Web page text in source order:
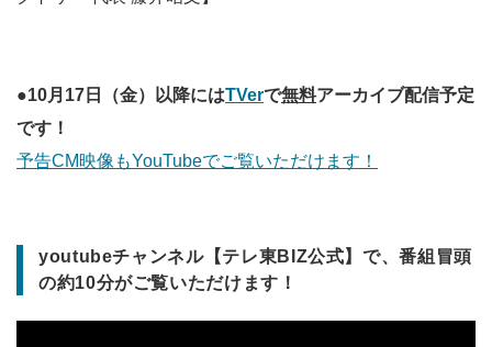
●10月17日（金）以降にはTVerで無料アーカイブ配信予定
です！
予告CM映像もYouTubeでご覧いただけます！
youtubeチャンネル【テレ東BIZ公式】で、番組冒頭
の約10分がご覧いただけます！